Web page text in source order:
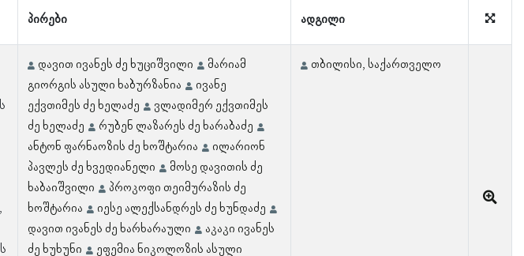
პირები ადგილი
დავით ივანეს ძე ხუციშვილი
მარიამ
გიორგის ასული ხაბურზანია
ივანე
ექვთიმეს ძე ხელაძე
ვლადიმერ ექვთიმეს
ძე ხელაძე
რუბენ ლაზარეს ძე ხარაბაძე
ანტონ ფარნაოზის ძე ხოშტარია
ილარიონ
პავლეს ძე ხვედიანელი
მოსე დავითის ძე
ხაბაიშვილი
პროკოფი თეიმურაზის ძე
ხოშტარია
იესე ალექსანდრეს ძე ხუნდაძე
დავით ივანეს ძე ხარხარაული
აკაკი ივანეს
ძე ხუხუნი
ეფემია ნიკოლოზის ასული
თბილისი, საქართველო